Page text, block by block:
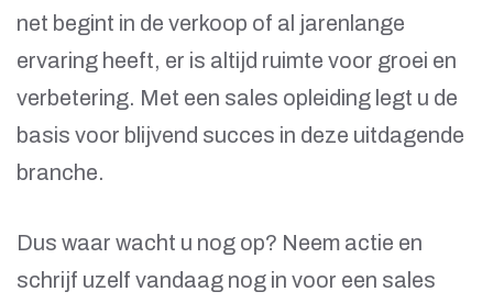
net begint in de verkoop of al jarenlange
ervaring heeft, er is altijd ruimte voor groei en
verbetering. Met een sales opleiding legt u de
basis voor blijvend succes in deze uitdagende
branche.
Dus waar wacht u nog op? Neem actie en
schrijf uzelf vandaag nog in voor een sales